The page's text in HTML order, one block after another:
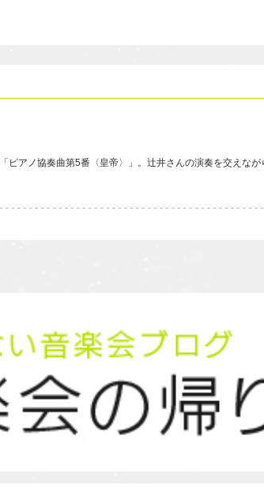
アノ協奏曲第5番〈皇帝〉」。辻井さんの演奏を交えな